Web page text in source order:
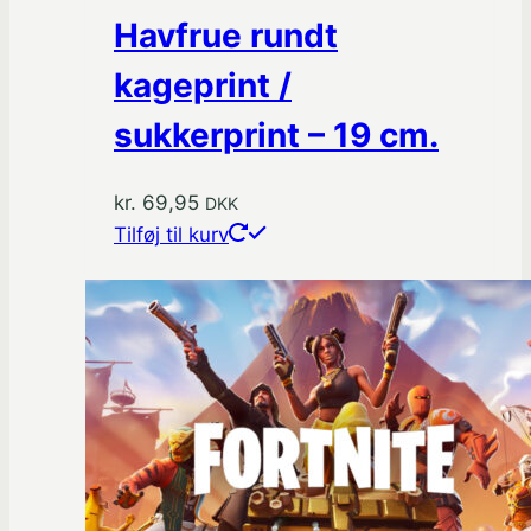
Havfrue rundt
kageprint /
sukkerprint – 19 cm.
kr. 69,95 DKK
Tilføj til kurv